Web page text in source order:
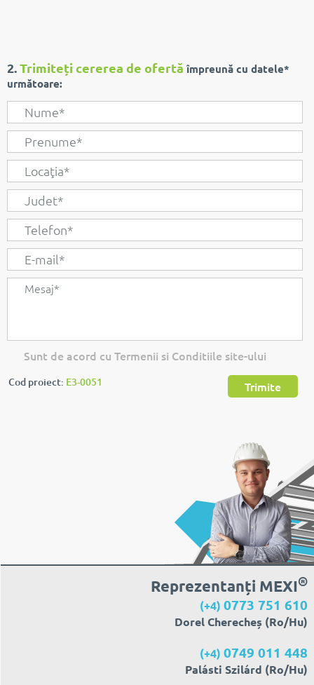
2.Trimiteți cererea de ofertă împreună cu datele*
următoare:
Sunt de acord cu Termenii si Conditiile site-ului
Cod proiect: E3-0051 Trimite
Reprezentanți MEXI®
(+4) 0773 751 610
Dorel Cherecheș (Ro/Hu)
(+4) 0749 011 448
Palásti Szilárd (Ro/Hu)